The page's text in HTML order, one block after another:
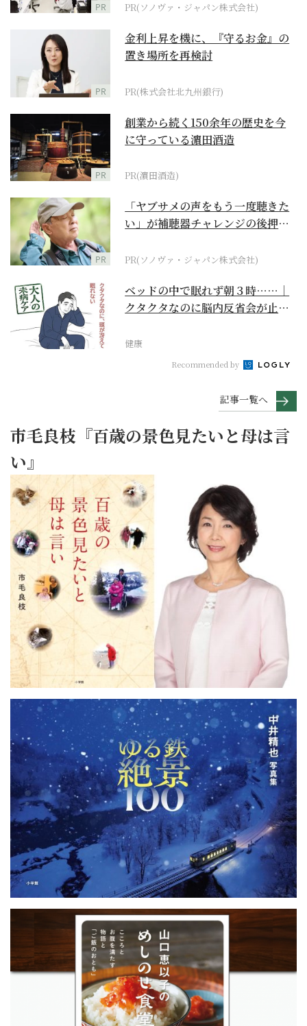
PR PR(ソノヴァ・ジャパン株式会社)
PR
金利上昇を機に、『守るお金』の
置き場所を再検討
PR(株式会社北九州銀行)
PR
創業から続く150余年の歴史を今
に守っている濵田酒造
PR(濵田酒造)
PR
「ヤブサメの声をもう一度聴きた
い」が補聴器チャレンジの後押し
PR(ソノヴァ・ジャパン株式会社)
ベッドの中で眠れず朝３時……｜
クタクタなのに脳内反省会が止ま
健康
Recommended by
記事一覧へ
市毛良枝『百歳の景色見たいと母は言
い』